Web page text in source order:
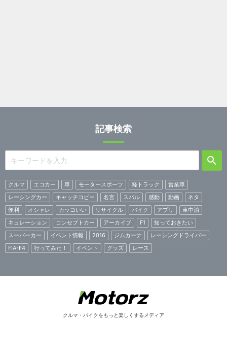
記事検索
クルマ エコカー 車 モータースポーツ 軽トラック
営業車
レーシングカー
キャッチコピー 名言 スバル 感動 動画
ネタ
便利
オシャレ カッコいい リサイクル バイク アプリ
車中泊
キュレーション
コンセプトカー アーカイブ F1
知っておきたい
スーパーカー
イベント情報 2016 ジムカーナ
レーシングドライバー
FIA-F4
行ってみた！ イベント グッズ レース
クルマ・バイクをもっと楽しくするメディア